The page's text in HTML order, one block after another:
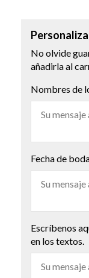
No olvide
añadirla al
Nombres de
Fecha de
Escríbenos
en los textos.